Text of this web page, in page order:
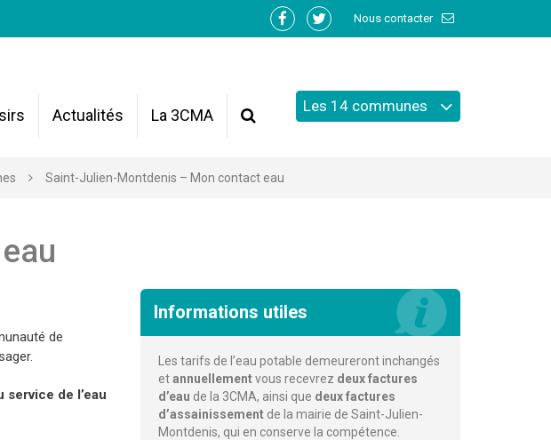
Nous contacter
Lien
Facebook
Lien
Twitter
Actualités La 3CMA Recherche
Les 14 communes
Saint-Julien-Montdenis – Mon contact eau
de
de l’eau
Informations utiles
Les tarifs de l’eau potable demeureront inchangés
etannuellementvous recevrez deux factures
d’eau de la 3CMA, ainsi que deux factures
d’assainissement de la mairie de Saint-Julien-
Montdenis, qui en conserve la compétence.